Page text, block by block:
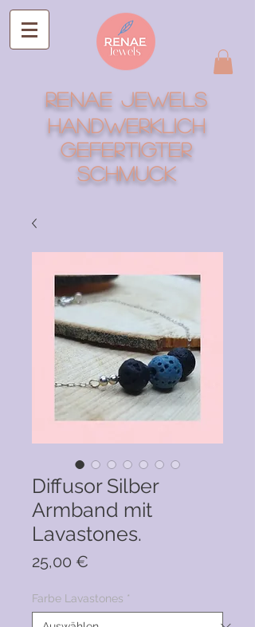
RENAE Jewels
Handwerklich
gefertigter
Schmuck
Diffusor Silber
Armband mit
Lavastones.
25,00 €
Farbe Lavastones *